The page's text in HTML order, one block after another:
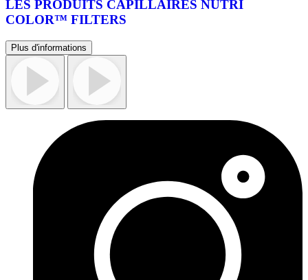
LES PRODUITS CAPILLAIRES NUTRI
COLOR™ FILTERS
Plus d'informations